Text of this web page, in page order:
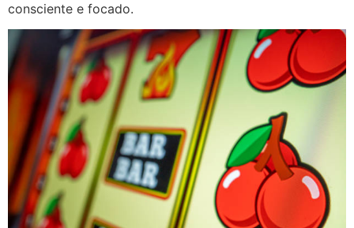
consciente e focado.